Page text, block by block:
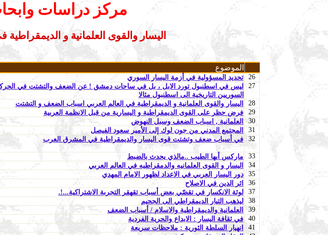
مركز دراسات
اليسار والقوى العلمانية و
الموضوع
تحديد المسؤولية في أزمة اليسار السوري
26
ليس في اسطنبول تورد الابل ، بل في ساحات دمشق ! عن الضعف والتشتت في الحركة
السوريين التاريخية الى اسطنبول مثالا
27
اليسار والقوى العلمانية و الديمقراطية في العالم العربي اسباب الضعف و التشتت
28
فرض حظر على القوى الديمقراطية و اليسارية من قبل الانظمة العربية
29
العلمانية , اسباب الضعف وسبل النهوض
30
المجتمع المدني من جون لوك إلى الأمير سعود الفيصل
31
في أسباب ضعف وتشتت قوى اليسار والديمقراطية في المشرق العرب 32
ماركس أيها الطيب ..مالذي يحدث بالضبط
33
اليسار و القوى العلمانيه والدمقراطيه في العالم العربي
34
دور اليسار العربي في الاعداد لظهور الامام المهدي
35
اثر الدين في الاصلاح
36
لوثة الانكسار في تقصّي بعض أسباب تقهقر التجربة الاشتراكية...!.
37
ليذهب التيار الديمقراطي الى الجحيم
38
العلمانية والديمقراطية والاسلام / أسباب الضعف
39
في ثقافة اليسار : الابداع والحرية الفردية
40
انهيار السلطة الثورية : ملاحظات سريعة
41